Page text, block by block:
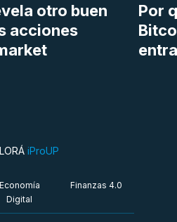
otro buen
acciones
Por
iProUP
Economía
Digital
Finanzas 4.0